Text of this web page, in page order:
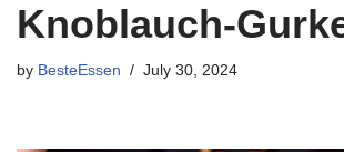
Knoblauch-
by BesteEssen July 30, 2024